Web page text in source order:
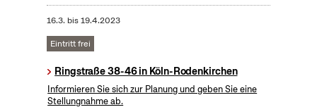
16.3. bis19.4.2023
Eintritt frei
Ringstraße 38-46 in Köln-Rodenkirchen
Informieren Sie sich zur Planung und geben Sie eine
Stellungnahme ab.